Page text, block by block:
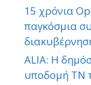
15 χρόνια
παγκόσμια
ALIA: Η
υποδομή ΤΝ